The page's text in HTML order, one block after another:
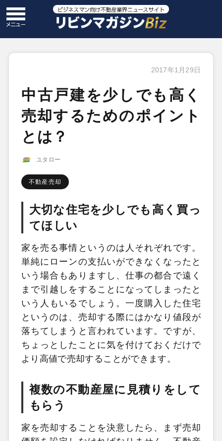
2017年1月29日
中古戸建を少しでも高く
売却するためのポイント
とは？
ユタロー
不動産売却
大切な住宅を少しでも高く買っ
てほしい
家を売る事情というのは人それぞれです。
単純にローンの支払いができなくなったと
いう場合もありますし、仕事の都合で遠く
まで引越しをすることになってしまったと
いう人もいるでしょう。一度購入した住宅
というのは、売却する際にはかなり値段が
落ちてしまうと言われています。ですが、
ちょっとしたことに気を付けておくだけで
より高値で売却することができます。
複数の不動産屋に見積りをして
もらう
家を売却することを決意したら、まず売却